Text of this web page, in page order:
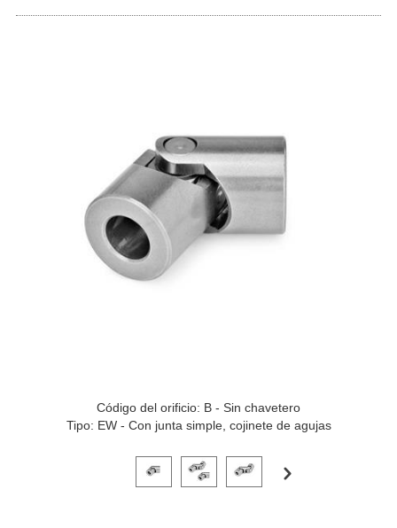
Código del orificio: B - Sin chavetero
Tipo: EW - Con junta simple, cojinete de agujas
Haga clic en una imagen de variante para verla